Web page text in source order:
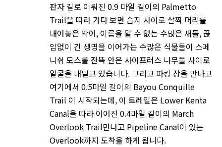
판자 길로 이뤄진 0.9 마일 길이의 Palmetto
Trail을 따라 가다 보면 습지 사이로 살짝 머리를
내어놓은 악어, 이름을 알 수 없는 수많은 새들, 끊
임없이 긴 생명을 이어가는 수많은 식물들이 스페
니쉬 모스를 잔뜩 안은 사이프러스 나무들 사이로
얼굴을 내밀고 있습니다. 그리고 파킹 장을 만나고
여기에서 0.5마일 길이의 Bayou Conquille
Trail 이 시작되는데, 이 트레일은 Lower Kenta
Canal을 따라 이어진 0.4마일 길이의 March
Overlook Trail만나고 Pipeline Canal이 있는
Overlook까지 도착을 하게 됩니다.